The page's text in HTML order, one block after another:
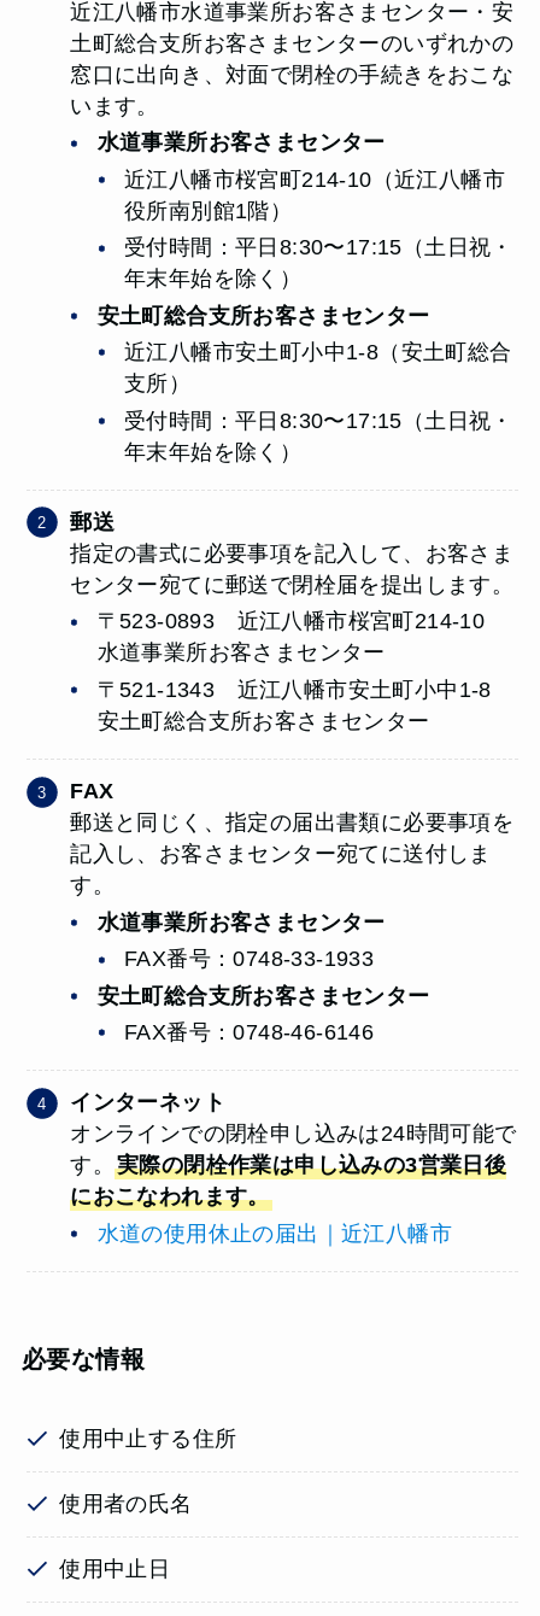
近江八幡市水道事業所お客さまセンター・安
土町総合支所お客さまセンターのいずれかの
窓口に出向き、対面で閉栓の手続きをおこな
います。
水道事業所お客さまセンター
近江八幡市桜宮町214-10（近江八幡市
役所南別館1階）
受付時間：平日8:30〜17:15（土日祝・
年末年始を除く）
安土町総合支所お客さまセンター
近江八幡市安土町小中1-8（安土町総合
支所）
受付時間：平日8:30〜17:15（土日祝・
年末年始を除く）
郵送
指定の書式に必要事項を記入して、お客さま
センター宛てに郵送で閉栓届を提出します。
〒523-0893 近江八幡市桜宮町214-10
水道事業所お客さまセンター
〒521-1343 近江八幡市安土町小中1-8
安土町総合支所お客さまセンター
FAX
郵送と同じく、指定の届出書類に必要事項を
記入し、お客さまセンター宛てに送付しま
す。
水道事業所お客さまセンター
FAX番号：0748-33-1933
安土町総合支所お客さまセンター
FAX番号：0748-46-6146
インターネット
オンラインでの閉栓申し込みは24時間可能で
す。実際の閉栓作業は申し込みの3営業日後
におこなわれます。
水道の使用休止の届出｜近江八幡市
必要な情報
使用中止する住所
使用者の氏名
使用中止日